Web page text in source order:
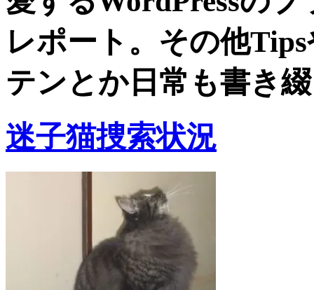
レポート。その他
テンとか日常も書き
迷子猫捜索状況